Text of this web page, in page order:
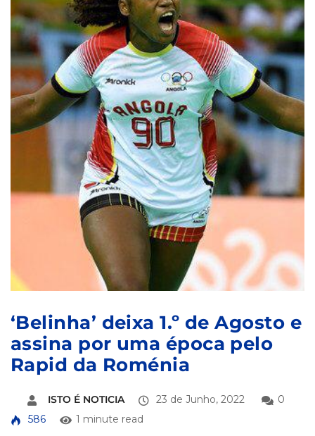
‘Belinha’ deixa 1.º de Agosto e
assina por uma época pelo
Rapid da Roménia
ISTO É NOTICIA 23 de Junho, 2022
0
586
1 minute read